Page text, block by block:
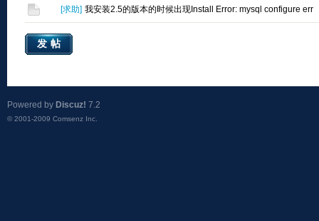
[求助] 我安装2.5的版本的时候出现Install Error: mysql configure err
发帖
Powered by Discuz! 7.2
© 2001-2009 Comsenz Inc.